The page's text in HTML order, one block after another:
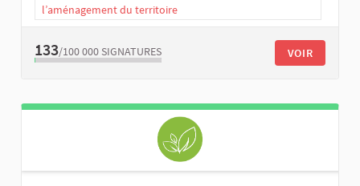
l’aménagement du territoire
133/100 000 SIGNATURES VOIR